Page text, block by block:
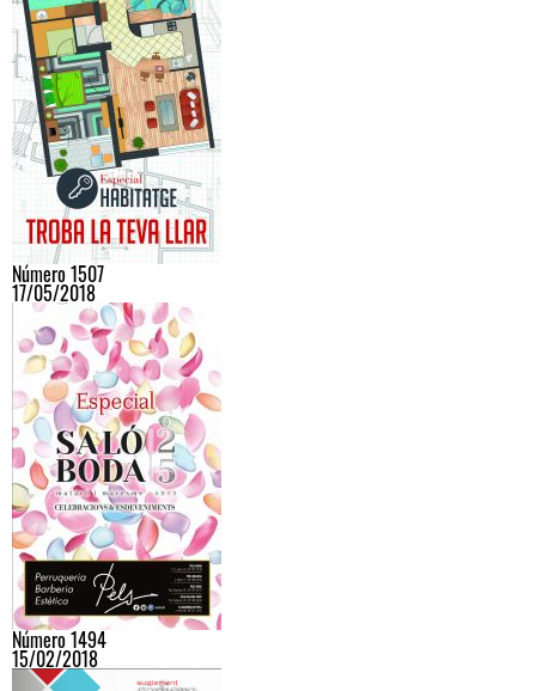
Número 1507
17/05/2018
Número 1494
15/02/2018